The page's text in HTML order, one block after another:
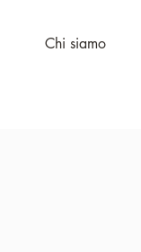
Chi siamo